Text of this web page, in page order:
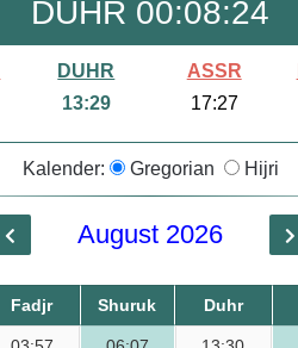
DUHR 00:08:22
DUHR
13:29
ASSR
17:27
Kalender: Gregorian Hijri
August 2026
Fadjr Shuruk Duhr